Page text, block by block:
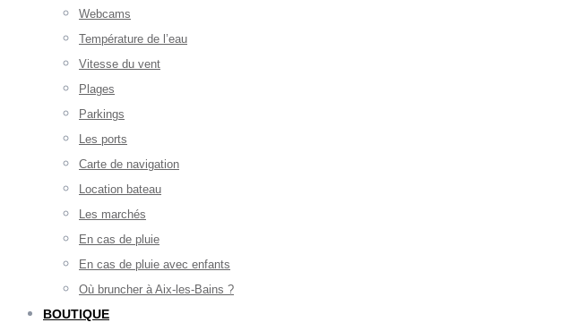
Webcams
Température de l’eau
Vitesse du vent
Plages
Parkings
Les ports
Carte de navigation
Location bateau
Les marchés
En cas de pluie
En cas de pluie avec enfants
Où bruncher à Aix-les-Bains ?
BOUTIQUE